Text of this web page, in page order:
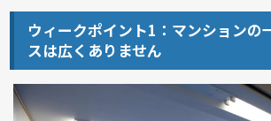
ウィークポイント1：マンションの
スは広くありません